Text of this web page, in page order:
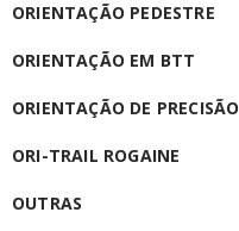
ORIENTAÇÃO PEDESTRE
ORIENTAÇÃO EM BTT
ORIENTAÇÃO DE PRECISÃO
ORI-TRAIL ROGAINE
OUTRAS